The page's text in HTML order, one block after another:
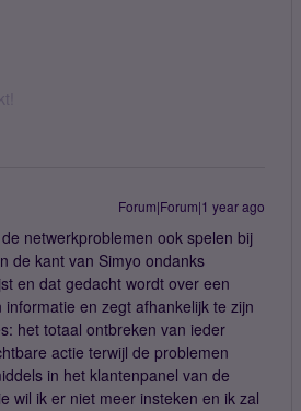
Forum|Forum|1 year ago
netwerkproblemen ook spelen bij
de kant van Simyo ondanks
en dat gedacht wordt over een
en zegt afhankelijk te zijn
het totaal ontbreken van ieder
actie terwijl de problemen
in het klantenpanel van de
wil ik er niet meer insteken en ik zal